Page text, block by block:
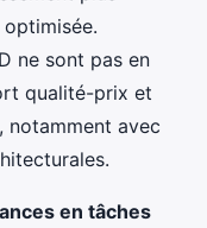
ne sont pas en
qualité-prix et
notamment avec
en tâches